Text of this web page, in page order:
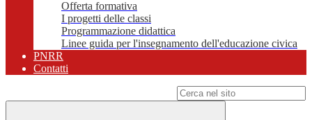
Offerta formativa
I progetti delle classi
Programmazione didattica
Linee guida per l'insegnamento dell'educazione civica
PNRR
Contatti